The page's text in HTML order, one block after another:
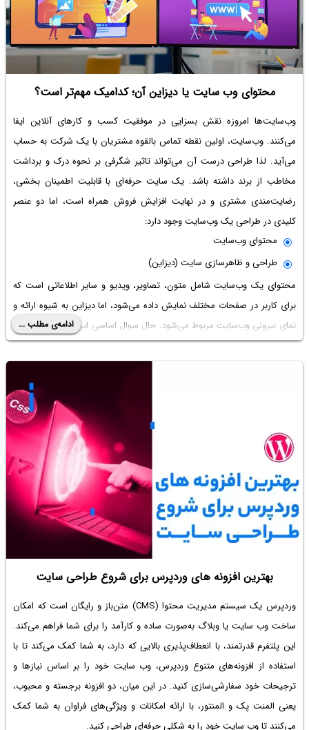
محتوای وب سایت یا دیزاین آن؛ کدامیک مهم‌تر است؟
وب‌سایت‌ها امروزه نقش بسزایی در موفقیت کسب و کارهای آنلاین ایفا
می‌کنند. وب‌سایت، اولین نقطه تماس بالقوه مشتریان با یک شرکت به حساب
می‌آید. لذا طراحی درست آن می‌تواند تاثیر شگرفی بر نحوه درک و برداشت
مخاطب از برند داشته باشد. یک سایت حرفه‌ای با قابلیت اطمینان بخشی،
رضایت‌مندی مشتری و در نهایت افزایش فروش همراه است، اما دو عنصر
کلیدی در طراحی یک وب‌سایت وجود دارد:
محتوای وب‌سایت
طراحی و ظاهرسازی سایت (دیزاین)
محتوای یک وب‌سایت شامل متون، تصاویر، ویدیو و سایر اطلاعاتی است که
برای کاربر در صفحات مختلف نمایش داده می‌شود، اما دیزاین به شیوه ارائه و
نمای بیرونی وب‌سایت مربوط می‌شود. حال سوال اساسی این است که در میان
این دو، کدام یک نقش موثرتر و سرنوشت‌سازتری در موفقیت یک وب‌سایت
ایفا می‌کنند؟ اینکه آیا باید ابتدا به فکر محتوا باشیم یا طراحی، یا اینکه کدام‌یک
در جلب مخاطب مهم‌تر هستند، همواره مورد بحث بوده است. در ادامه مطلب
تلاش می‌کنیم با بررسی جوانب مختلف، به این پرسش پاسخ دهیم.
ادامه‌ی مطلب ...
بهترین افزونه های وردپرس برای شروع طراحی سایت
وردپرس یک سیستم مدیریت محتوا (CMS) متن‌باز و رایگان است که امکان
ساخت وب‌ سایت یا وبلاگ به‌صورت ساده و کارآمد را برای شما فراهم می‌کند.
این پلتفرم قدرتمند، با انعطاف‌پذیری بالایی که دارد، به شما کمک می‌کند تا با
استفاده از افزونه‌های متنوع وردپرس، وب‌ سایت خود را بر اساس نیازها و
ترجیحات خود سفارشی‌سازی کنید. در این میان، دو افزونه برجسته و محبوب،
یعنی المنت پک و المنتور، با ارائه امکانات و ویژگی‌های فراوان به شما کمک
می‌کنند تا وب‌ سایت خود را به شکلی حرفه‌ای طراحی کنید.